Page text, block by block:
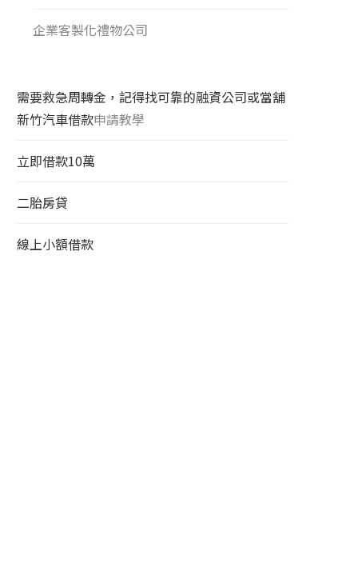
企業客製化禮物公司
需要救急周轉金，記得找可靠的融資公司或當舖
新竹汽車借款申請教學
立即借款10萬
二胎房貸
線上小額借款